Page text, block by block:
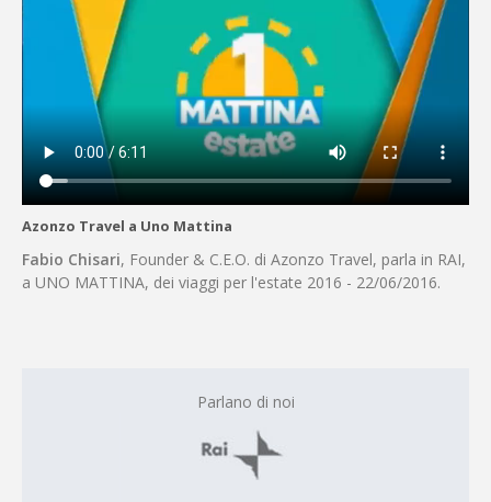
Azonzo Travel a Uno Mattina
Fabio Chisari, Founder & C.E.O. di Azonzo Travel, parla in RAI,
a UNO MATTINA, dei viaggi per l'estate 2016 - 22/06/2016.
Parlano di noi